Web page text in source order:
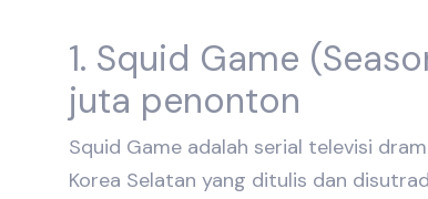
1. Squid Game
juta penonton
Squid Game adalah serial televisi
Korea Selatan yang ditulis dan